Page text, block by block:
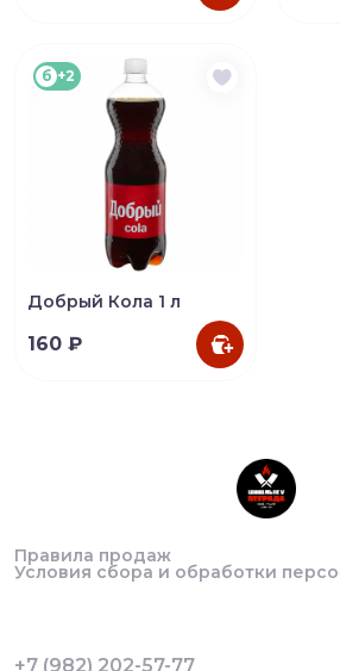
б +2
Добрый Кола 1 л
160 ₽
Правила продаж
Условия сбора и обработки
+7 (982) 202-57-77